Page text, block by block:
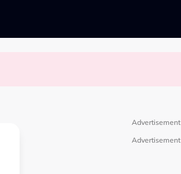
Advertisement
Advertisement